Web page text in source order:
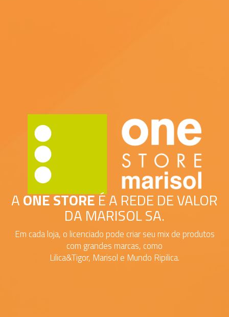
AONE STOREÉ A REDE DE VALOR
DA MARISOL SA.
Em cada loja, o licenciado pode criar seu mix de produtos
com grandes marcas, como
Lilica&Tigor, Marisol e Mundo Ripilica.